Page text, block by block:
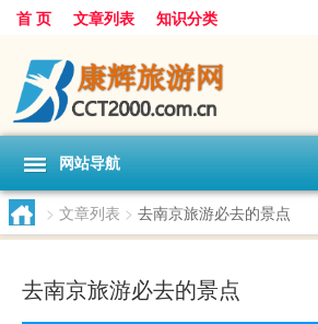
首 页 文章列表 知识分类
网站导航
> 文章列表 > 去南京旅游必去的景点
去南京旅游必去的景点